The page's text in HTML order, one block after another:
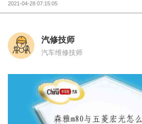
2021-04-28 07:15:05
汽修技师
汽车维修技师